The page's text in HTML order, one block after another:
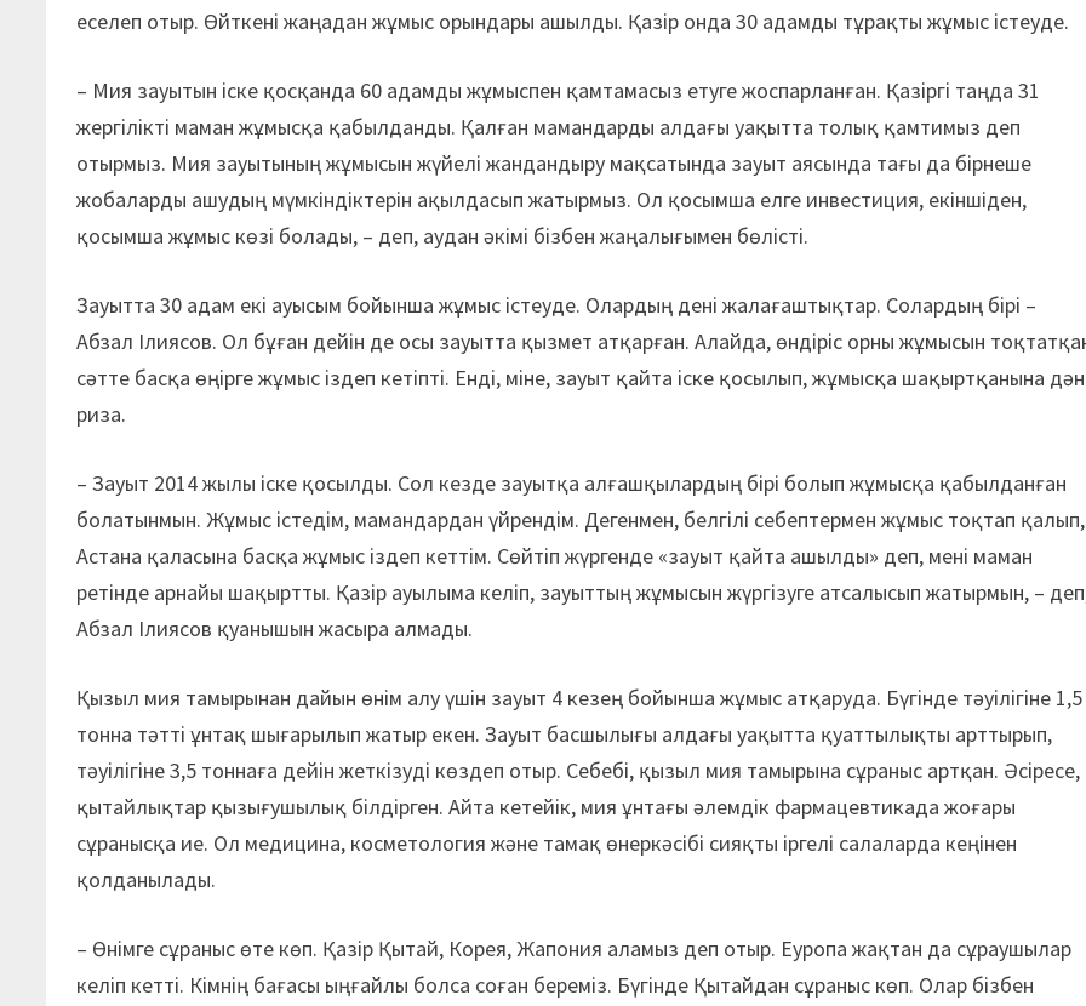
еселеп отыр. Өйткені жаңадан жұмыс орындары ашылды. Қазір онда 30 адамды тұрақты жұмыс істеуде.
– Мия зауытын іске қосқанда 60 адамды жұмыспен қамтамасыз етуге жоспарланған. Қазіргі таңда 31
жергілікті маман жұмысқа қабылданды. Қалған мамандарды алдағы уақытта толық қамтимыз деп
отырмыз. Мия зауытының жұмысын жүйелі жандандыру мақсатында зауыт аясында тағы да бірнеше
жобаларды ашудың мүмкіндіктерін ақылдасып жатырмыз. Ол қосымша елге инвестиция, екіншіден,
қосымша жұмыс көзі болады, – деп, аудан әкімі бізбен жаңалығымен бөлісті.
Зауытта 30 адам екі ауысым бойынша жұмыс істеуде. Олардың дені жалағаштықтар. Солардың бірі –
Абзал Ілиясов. Ол бұған дейін де осы зауытта қызмет атқарған. Алайда, өндіріс орны жұмысын
сәтте басқа өңірге жұмыс іздеп кетіпті. Енді, міне, зауыт қайта іске қосылып, жұмысқа шақыртқанына дән
риза.
– Зауыт 2014 жылы іске қосылды. Сол кезде зауытқа алғашқылардың бірі болып жұмысқа қабылданған
болатынмын. Жұмыс істедім, мамандардан үйрендім. Дегенмен, белгілі себептермен жұмыс тоқтап қалып,
Астана қаласына басқа жұмыс іздеп кеттім. Сөйтіп жүргенде «зауыт қайта ашылды» деп, мені маман
ретінде арнайы шақыртты. Қазір ауылыма келіп, зауыттың жұмысын жүргізуге атсалысып жатырмын, –
Абзал Ілиясов қуанышын жасыра алмады.
Қызыл мия тамырынан дайын өнім алу үшін зауыт 4 кезең бойынша жұмыс атқаруда. Бүгінде тәуілігіне 1,5
тонна тәтті ұнтақ шығарылып жатыр екен. Зауыт басшылығы алдағы уақытта қуаттылықты арттырып,
тәуілігіне 3,5 тоннаға дейін жеткізуді көздеп отыр. Себебі, қызыл мия тамырына сұраныс артқан. Әсіресе,
қытайлықтар қызығушылық білдірген. Айта кетейік, мия ұнтағы әлемдік фармацевтикада жоғары
сұранысқа ие. Ол медицина, косметология және тамақ өнеркәсібі сияқты іргелі салаларда кеңінен
қолданылады.
– Өнімге сұраныс өте көп. Қазір Қытай, Корея, Жапония аламыз деп отыр. Еуропа жақтан да сұраушылар
келіп кетті. Кімнің бағасы ыңғайлы болса соған береміз. Бүгінде Қытайдан сұраныс көп. Олар бізбен